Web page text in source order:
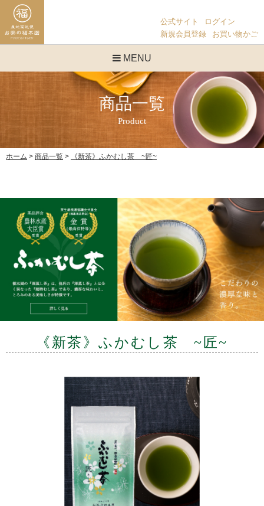
公式サイト
ログイン
新規会員登録
お買い物かご
MENU
商品一覧
ホーム 商品一覧 《新茶》ふかむし茶 ~匠~
《新茶》ふかむし茶 ~匠~